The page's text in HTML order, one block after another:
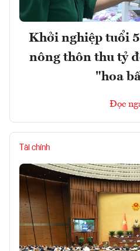
Khởi nghiệp tuổi
nông thôn thu tỷ
"hoa
Đọc
Tài chính